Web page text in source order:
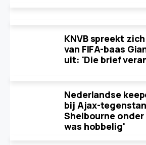
KNVB spreekt
van FIFA-baas
uit: 'Die brief
Nederlandse
bij Ajax-
Shelbourne
was hobbelig'